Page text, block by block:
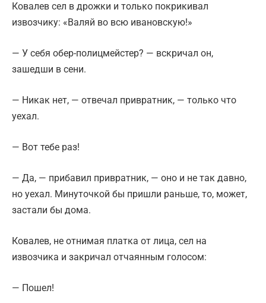
Ковалев сел в дрожки и только покрикивал
извозчику: «Валяй во всю ивановскую!»
— У себя обер-полицмейстер? — вскричал он,
зашедши в сени.
— Никак нет, — отвечал привратник, — только что
уехал.
— Вот тебе раз!
— Да, — прибавил привратник, — оно и не так давно,
но уехал. Минуточкой бы пришли раньше, то, может,
застали бы дома.
Ковалев, не отнимая платка от лица, сел на
извозчика и закричал отчаянным голосом:
— Пошел!